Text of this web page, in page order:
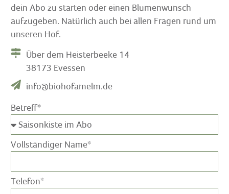
dein Abo zu starten oder einen Blumenwunsch
aufzugeben. Natürlich auch bei allen Fragen rund um
unseren Hof.
Über dem Heisterbeeke 14
38173 Evessen
info@biohofamelm.de
Betreff*
Vollständiger Name*
Telefon*